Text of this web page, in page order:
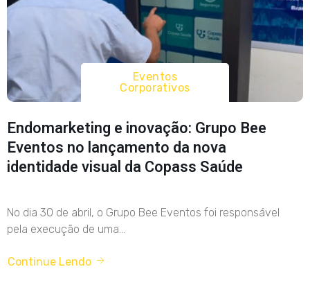
Eventos
Corporativos
Endomarketing e inovação: Grupo Bee
Eventos no lançamento da nova
identidade visual da Copass Saúde
No dia 30 de abril, o Grupo Bee Eventos foi responsável
pela execução de uma...
Continue Lendo